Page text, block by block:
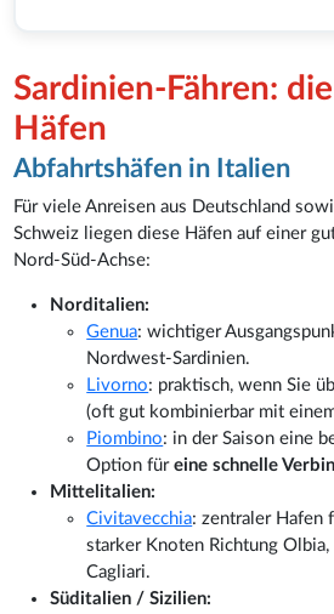
Sardinien-Fähren:
Häfen
Abfahrtshäfen in Italien
Für viele Anreisen aus Deutschland
Schweiz liegen diese Häfen auf einer
Nord-Süd-Achse:
Norditalien:
Genua: wichtiger
Nordwest-Sardinien.
Livorno: praktisch, wenn Sie
(oft gut kombinierbar mit
Piombino: in der Saison eine
Option füreine schnelle
Mittelitalien:
Civitavecchia: zentraler Hafen
starker Knoten Richtung Olbia,
Cagliari.
Süditalien / Sizilien: